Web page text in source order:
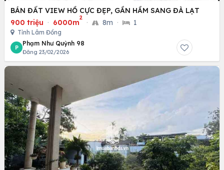
BÁN ĐẤT VIEW HỒ CỰC ĐẸP, GẦN HẦM SANG ĐÀ LẠT
900 triệu · 6000m
2
· 8m · 1
Tỉnh Lâm Đồng
P
Phạm Như Quỳnh 98
Đăng 23/02/2026